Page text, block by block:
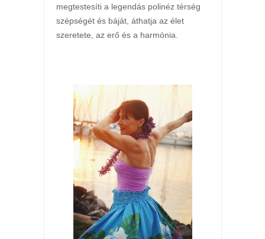
megtestesíti a legendás polinéz térség
szépségét és báját, áthatja az élet
szeretete, az erő és a harmónia.